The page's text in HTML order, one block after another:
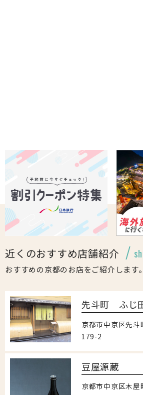
近くのおすすめ店舗紹介
おすすめの京都のお店をご紹介します。
先斗町 ふじ
京都市中京区先
179-2
豆屋源蔵
京都市中京区木